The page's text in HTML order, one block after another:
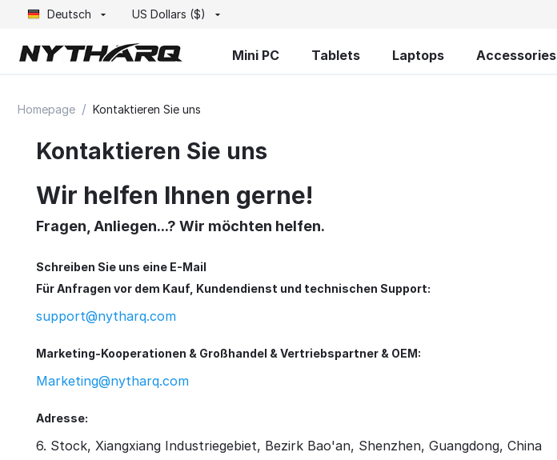
Deutsch US Dollars ($)
Mini PC Tablets Laptops Accessories
Homepage / Kontaktieren Sie uns
Kontaktieren Sie uns
Wir helfen Ihnen gerne!
Fragen, Anliegen...? Wir möchten helfen.
Schreiben Sie uns eine E-Mail
Für Anfragen vor dem Kauf, Kundendienst und technischen Support:
support@nytharq.com
Marketing-Kooperationen & Großhandel & Vertriebspartner & OEM:
Marketing@nytharq.com
Adresse:
6. Stock, Xiangxiang Industriegebiet, Bezirk Bao'an, Shenzhen, Guangdong, China